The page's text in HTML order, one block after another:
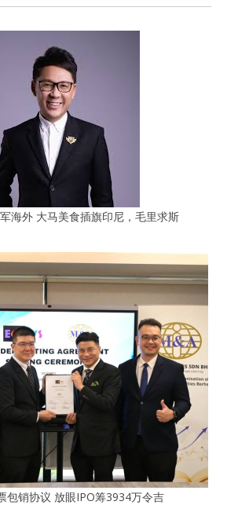
海外 大马美食插旗印尼，毛里求斯
包销协议 放眼IPO筹3934万令吉